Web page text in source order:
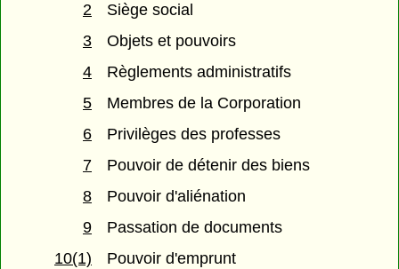
2
Siège social
3
Objets et pouvoirs
4
Règlements administratifs
5
Membres de la Corporation
6
Privilèges des professes
7
Pouvoir de détenir des biens
8
Pouvoir d'aliénation
9
Passation de documents
10(1)
Pouvoir d'emprunt